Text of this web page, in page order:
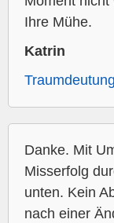
Ihre Mühe.
Katrin
Danke. Mit
Misserfolg
unten. Kein
nach einer